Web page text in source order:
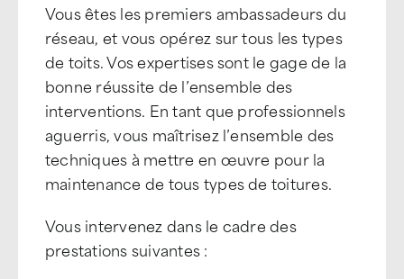
Vous êtes les premiers ambassadeurs du
réseau, et vous opérez sur tous les types
de toits. Vos expertises sont le gage de la
bonne réussite de l’ensemble des
interventions. En tant que professionnels
aguerris, vous maîtrisez l’ensemble des
techniques à mettre en œuvre pour la
maintenance de tous types de toitures.
Vous intervenez dans le cadre des
prestations suivantes :